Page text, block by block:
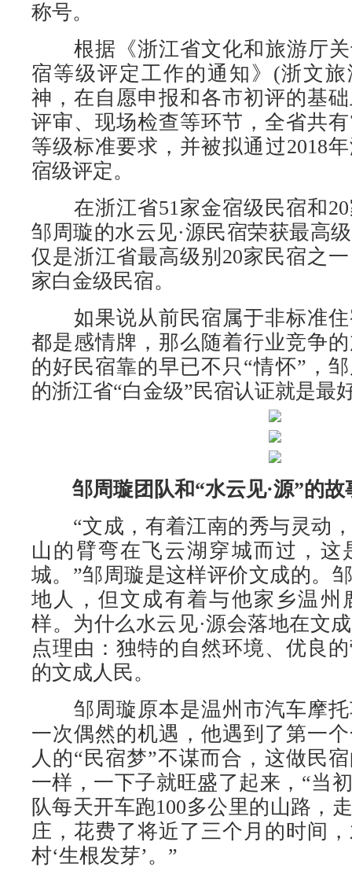
称号。
根据《浙江省文化和旅游厅关
宿等级评定工作的通知》(浙文旅
神，在自愿申报和各市初评的基
评审、现场检查等环节，全省共
等级标准要求，并被拟通过2018
宿级评定。
在浙江省51家金宿级民宿和20
邹周璇的水云见·源民宿荣获最高
仅是浙江省最高级别20家民宿之
家白金级民宿。
如果说从前民宿属于非标准住
都是感情牌，那么随着行业竞争
的好民宿靠的早已不只“情怀”，
的浙江省“白金级”民宿认证就是最
邹周璇团队和“水云见·源”的故
“文成，有着江南的秀与灵动，
山的臂弯在飞云湖穿城而过，这
城。”邹周璇是这样评价文成的。
地人，但文成有着与他家乡温州
样。为什么水云见·源会落地在文
点理由：独特的自然环境、优良
的文成人民。
邹周璇原本是温州市汽车摩托
一次偶然的机遇，他遇到了第一
人的“民宿梦”不谋而合，这做民
一样，一下子就旺盛了起来，“当
队每天开车跑100多公里的山路，
庄，花费了将近了三个月的时间
村‘生根发芽’。”